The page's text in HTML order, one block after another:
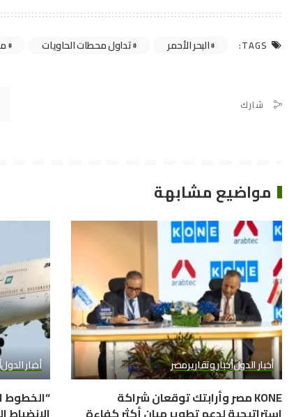
TAGS: البحر الأحمر تداول محطات الحاويات
شارك
مواضيع مشابهة
أخبار الدولأخبار وتقاريرمصر
KONE مصر وأرابتك توقعان شراكة
أخبار الدول
“الخطوط